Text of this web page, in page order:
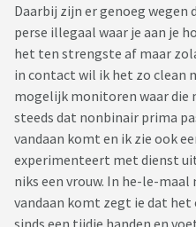
Daarbij zijn er genoeg wegen
perse illegaal waar je aan je
het ten strengste af maar
in contact wil ik het zo clean
mogelijk monitoren waar die
steeds dat nonbinair prima
vandaan komt en ik zie ook
experimenteert met dienst
niks een vrouw. In he-le-maal
vandaan komt zegt ie dat het